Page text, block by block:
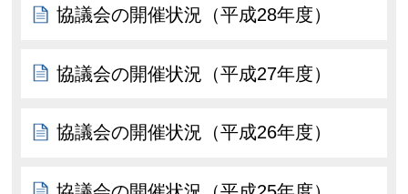
協議会の開催状況（平成28年度）
協議会の開催状況（平成27年度）
協議会の開催状況（平成26年度）